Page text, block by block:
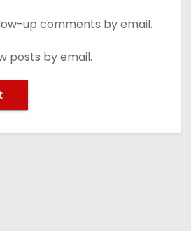
up comments by email.
posts by email.